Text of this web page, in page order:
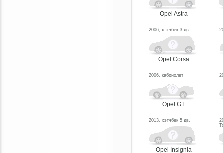
Opel Astra
2006, хэтчбек 3 дв.
Opel Corsa
2006, кабриолет
Opel GT
2013, хэтчбек 5 дв.
Opel Insignia